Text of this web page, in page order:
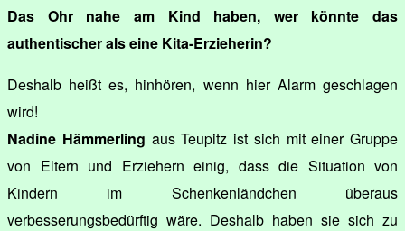
Das Ohr nahe am Kind haben, wer könnte das
authentischer als eine Kita-Erzieherin?
Deshalb heißt es, hinhören, wenn hier Alarm geschlagen
wird!
Nadine Hämmerling aus Teupitz ist sich mit einer Gruppe
von Eltern und Erziehern einig, dass die Situation von
Kindern im Schenkenländchen überaus
verbesserungsbedürftig wäre. Deshalb haben sie sich zu